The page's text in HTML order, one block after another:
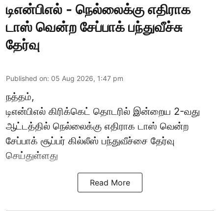
டிஎன்பிஎல் - நெல்லைக்கு எதிராக
டாஸ் வென்ற சேப்பாக் பந்துவீச்சு
தேர்வு
Published on: 05 Aug 2026, 1:47 pm
நத்தம்,
டிஎன்பிஎல் கிரிக்கெட் தொடரில் இன்றைய 2-வது
ஆட்டத்தில் நெல்லைக்கு எதிராக டாஸ் வென்ற
சேப்பாக் சூப்பர் கில்லீஸ் பந்துவீச்சை தேர்வு
செய்துள்ளது
Read More